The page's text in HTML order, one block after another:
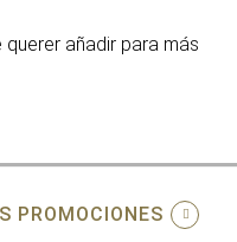
añadir para más
PROMOCIONES